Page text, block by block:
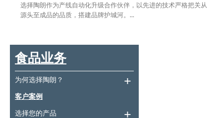
食品业务
为何选择陶朗？
客户案例
选择您的产品
选择陶朗作为产线自动化升级合作伙伴，以先进的技术严格把关从
源头至成品的品质，搭建品牌护城河。...